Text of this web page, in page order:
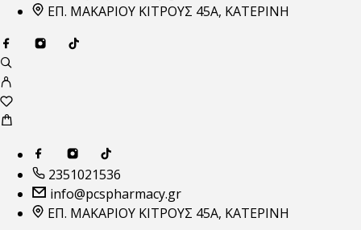
ΕΠ. ΜΑΚΑΡΙΟΥ ΚΙΤΡΟΥΣ 45Α, ΚΑΤΕΡΙΝΗ
2351021536
info@pcspharmacy.gr
ΕΠ. ΜΑΚΑΡΙΟΥ ΚΙΤΡΟΥΣ 45Α, ΚΑΤΕΡΙΝΗ